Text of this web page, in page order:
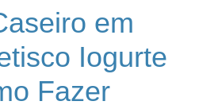
em
Iogurte
Fazer